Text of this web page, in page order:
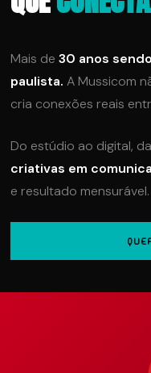
Mais de 30 anos
paulista. A Mussicom
cria conexões reais
Do estúdio ao digital,
criativas em
e resultado mensurável.